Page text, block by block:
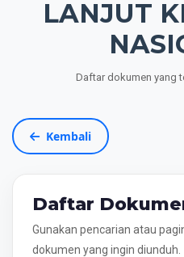
LANJUT
Daftar dokumen yang
Kembali
Daftar
Gunakan pencarian atau
dokumen yang ingin diunduh.